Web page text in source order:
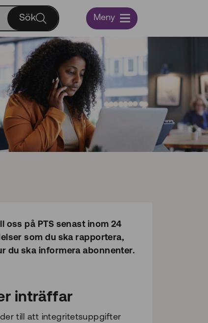
Sök Meny
på PTS senast inom 24
som du ska rapportera,
du ska informera abonnenter.
inträffar
till att integritetsuppgifter